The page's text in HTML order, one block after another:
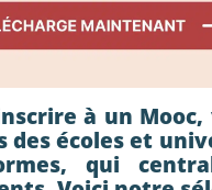
à un
des écoles et
qui